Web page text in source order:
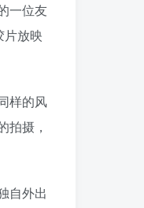
一位友
片放映
样的风
拍摄，
自外出